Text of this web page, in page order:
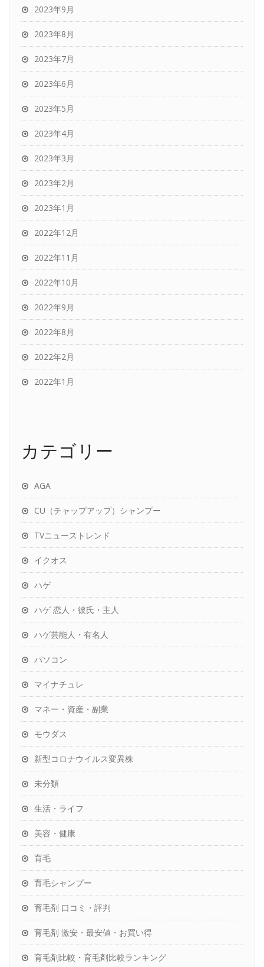
2023年9月
2023年8月
2023年7月
2023年6月
2023年5月
2023年4月
2023年3月
2023年2月
2023年1月
2022年12月
2022年11月
2022年10月
2022年9月
2022年8月
2022年2月
2022年1月
カテゴリー
AGA
CU（チャップアップ）シャンプー
TVニューストレンド
イクオス
ハゲ
ハゲ 恋人・彼氏・主人
ハゲ芸能人・有名人
パソコン
マイナチュレ
マネー・資産・副業
モウダス
新型コロナウイルス変異株
未分類
生活・ライフ
美容・健康
育毛
育毛シャンプー
育毛剤 口コミ・評判
育毛剤 激安・最安値・お買い得
育毛剤比較・育毛剤比較ランキング